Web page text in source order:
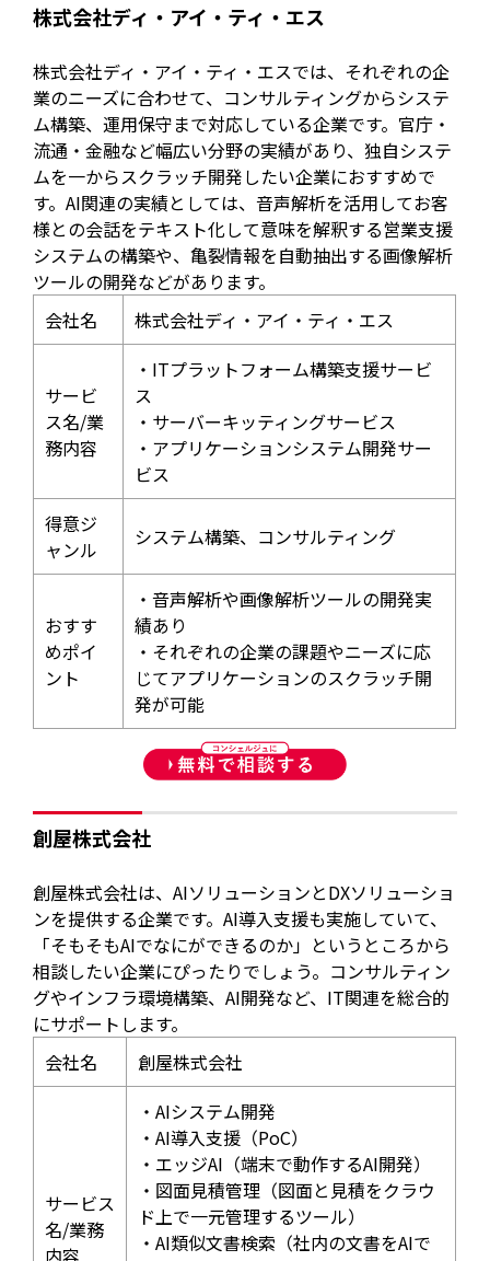
株式会社ディ・アイ・ティ・エス
株式会社ディ・アイ・ティ・エスでは、それぞれの企
業のニーズに合わせて、コンサルティングからシステ
ム構築、運用保守まで対応している企業です。官庁・
流通・金融など幅広い分野の実績があり、独自システ
ムを一からスクラッチ開発したい企業におすすめで
す。AI関連の実績としては、音声解析を活用してお客
様との会話をテキスト化して意味を解釈する営業支援
システムの構築や、亀裂情報を自動抽出する画像解析
ツールの開発などがあります。
会社名
株式会社ディ・アイ・ティ・エス
サービ
ス名/業
務内容
・ITプラットフォーム構築支援サービ
ス
・サーバーキッティングサービス
・アプリケーションシステム開発サー
ビス
得意ジ
ャンル
システム構築、コンサルティング
おすす
めポイ
ント
・音声解析や画像解析ツールの開発実
績あり
・それぞれの企業の課題やニーズに応
じてアプリケーションのスクラッチ開
発が可能
創屋株式会社
創屋株式会社は、AIソリューションとDXソリューショ
ンを提供する企業です。AI導入支援も実施していて、
「そもそもAIでなにができるのか」というところから
相談したい企業にぴったりでしょう。コンサルティン
グやインフラ環境構築、AI開発など、IT関連を総合的
にサポートします。
会社名
創屋株式会社
サービス
名/業務
内容
・AIシステム開発
・AI導入支援（PoC）
・エッジAI（端末で動作するAI開発）
・図面見積管理（図面と見積をクラウ
ド上で一元管理するツール）
・AI類似文書検索（社内の文書をAIで